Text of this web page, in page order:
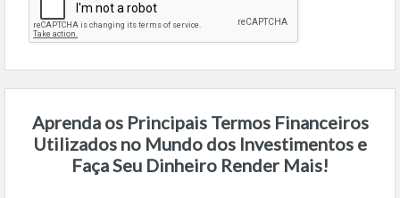
Aprenda os Principais Termos Financeiros
Utilizados no Mundo dos Investimentos e
Faça Seu Dinheiro Render Mais!